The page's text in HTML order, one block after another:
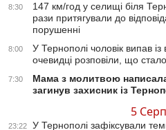
8:30
147 км/год у селищі біля
рази притягували до
порушенні
8:00
У Тернополі чоловік випав із
очевидці розповіли, що
7:30
Мама з молитвою
загинув захисник із
5
23:22 У Тернополі зафіксували